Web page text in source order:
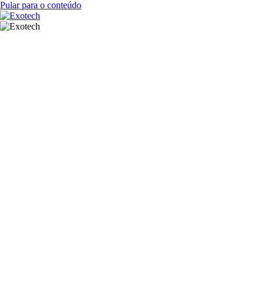
Pular para o conteúdo